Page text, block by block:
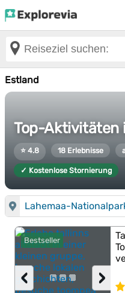
Estland
Top-Aktivitäten
⭐ 4.8 18 Erlebnisse
✓ Kostenlose Stornierung
Lahemaa-
Bestseller
›
‹